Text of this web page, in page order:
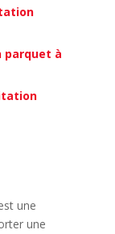
parquet à
une
une